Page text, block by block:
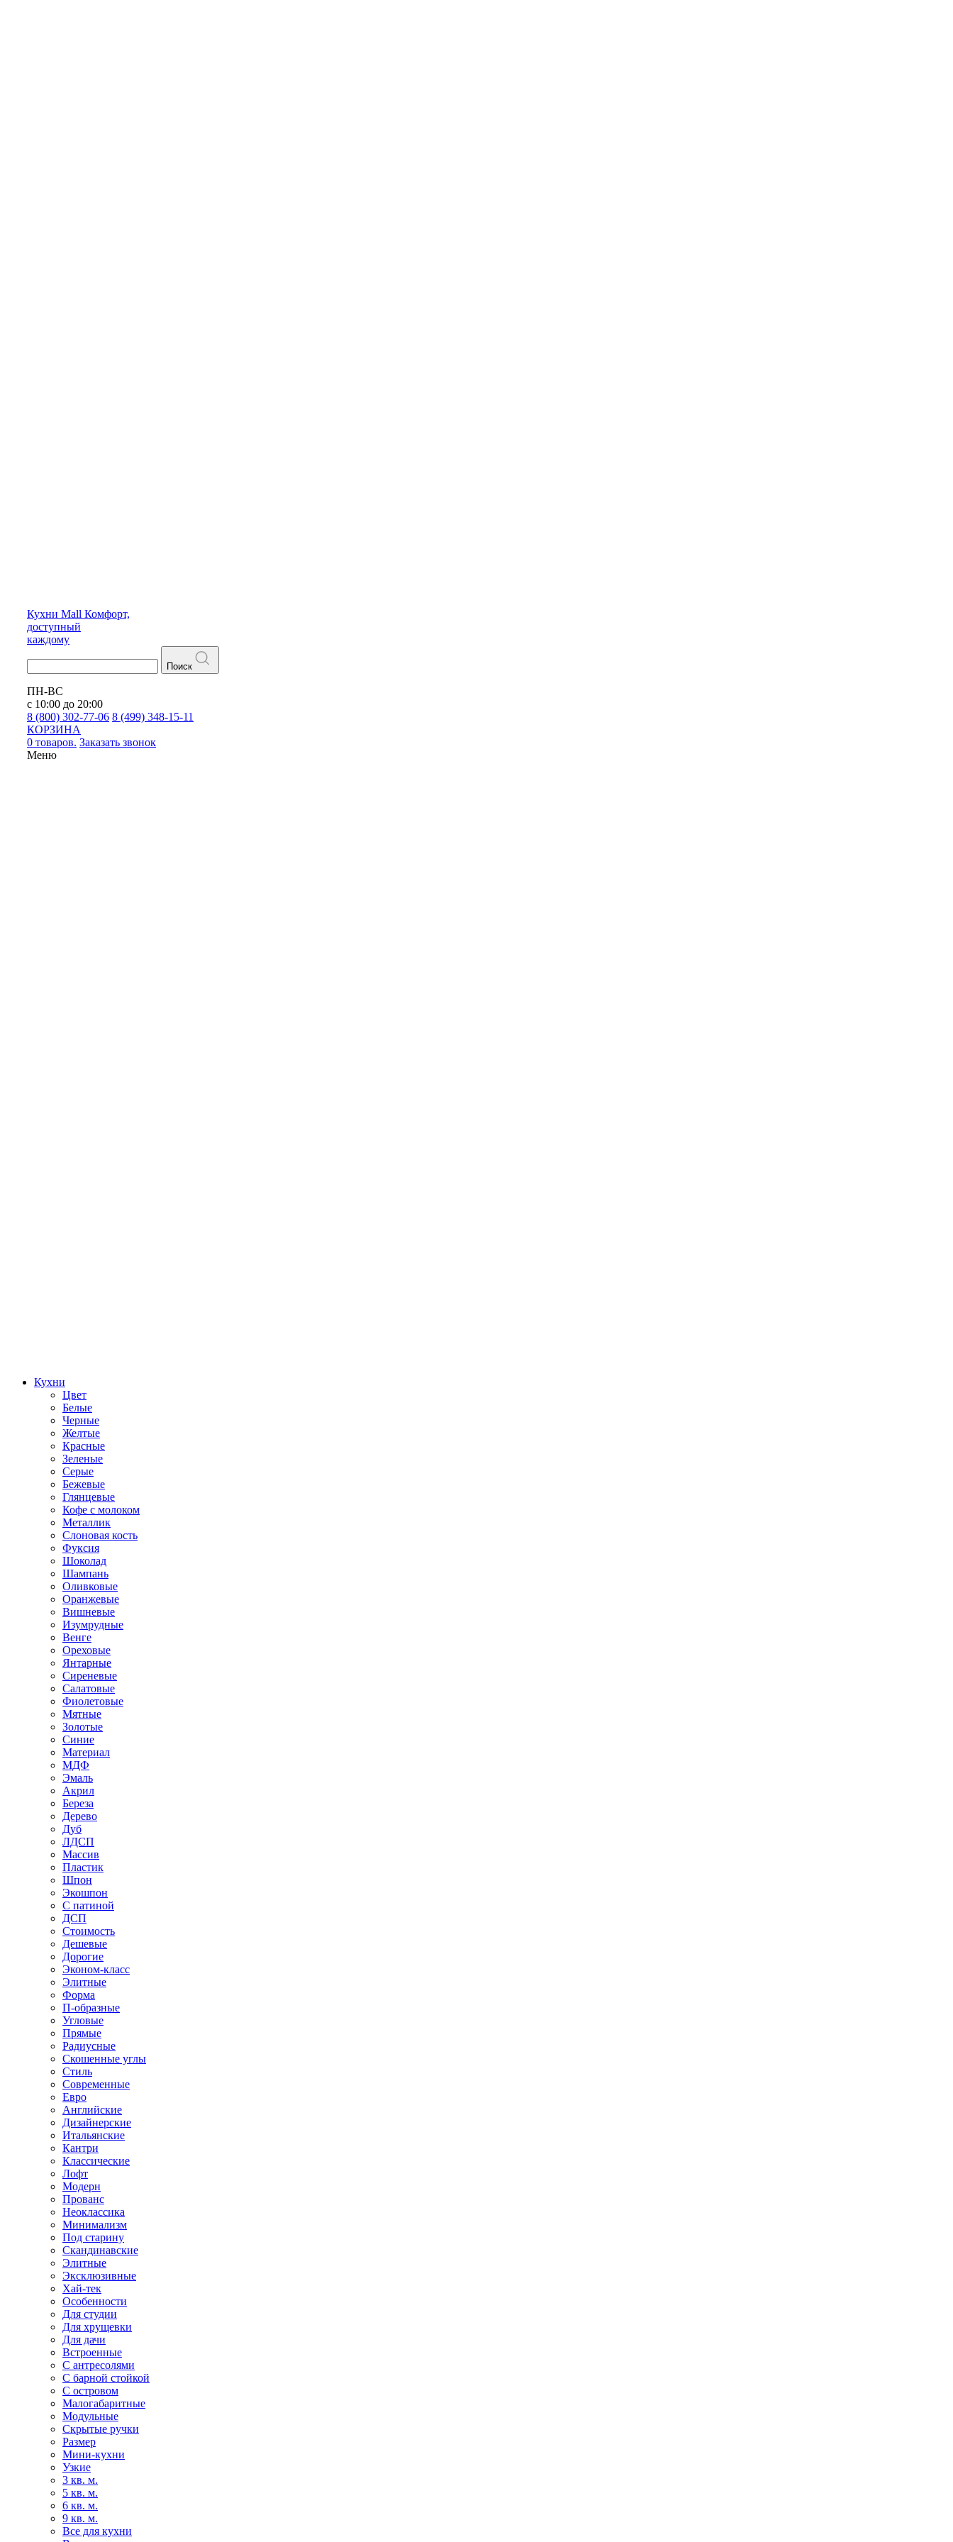
Кухни Mall Комфорт,
доступный
каждому
Поиск
ПН-ВС
с 10:00 до 20:00
8 (800) 302-77-06 8 (499) 348-15-11
КОРЗИНА
0 товаров. Заказать звонок
Меню
Кухни
Цвет
Белые
Черные
Желтые
Красные
Зеленые
Серые
Бежевые
Глянцевые
Кофе с молоком
Металлик
Слоновая кость
Фуксия
Шоколад
Шампань
Оливковые
Оранжевые
Вишневые
Изумрудные
Венге
Ореховые
Янтарные
Сиреневые
Салатовые
Фиолетовые
Мятные
Золотые
Синие
Материал
МДФ
Эмаль
Акрил
Береза
Дерево
Дуб
ЛДСП
Массив
Пластик
Шпон
Экошпон
С патиной
ДСП
Стоимость
Дешевые
Дорогие
Эконом-класс
Элитные
Форма
П-образные
Угловые
Прямые
Радиусные
Скошенные углы
Стиль
Современные
Евро
Английские
Дизайнерские
Итальянские
Кантри
Классические
Лофт
Модерн
Прованс
Неоклассика
Минимализм
Под старину
Скандинавские
Элитные
Эксклюзивные
Хай-тек
Особенности
Для студии
Для хрущевки
Для дачи
Встроенные
С антресолями
С барной стойкой
С островом
Малогабаритные
Модульные
Скрытые ручки
Размер
Мини-кухни
Узкие
3 кв. м.
5 кв. м.
6 кв. м.
9 кв. м.
Все для кухни